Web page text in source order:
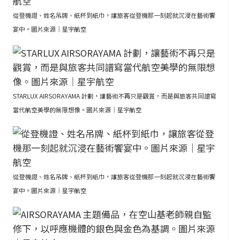
從登機證、姓名吊牌、紙杯到紙巾，讓旅客從登機那一刻起就沉浸在藝術饗
宴中。圖片來源｜星宇航空
STARLUX AIRSORAYAMA 計劃，讓藝術不再只是觀賞，而是與旅客共同譜寫
當代航空美學的無限想像。圖片來源｜星宇航空
從登機證、姓名吊牌、紙杯到紙巾，讓旅客從登機那一刻起就沉浸在藝術饗
宴中。圖片來源｜星宇航空